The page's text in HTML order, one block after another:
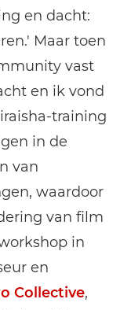
en dacht:
Maar toen
vast
en ik vond
training
in de
van
waardoor
van film
in
en
Collective,